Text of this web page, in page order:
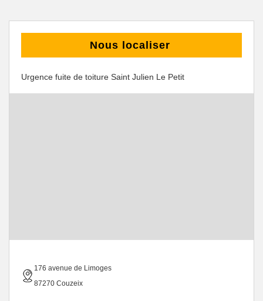
Nous localiser
Urgence fuite de toiture Saint Julien Le Petit
176 avenue de Limoges
87270 Couzeix